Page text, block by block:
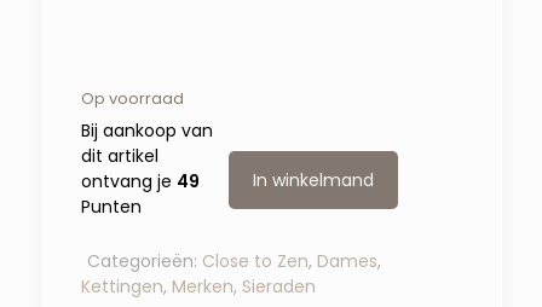
Op voorraad
Bij aankoop van
dit artikel
ontvang je 49
Punten
In winkelmand
Categorieën: Close to Zen, Dames,
Kettingen, Merken, Sieraden